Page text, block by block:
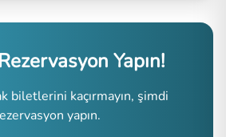
Yapın!
biletlerini kaçırmayın, şimdi
yapın.